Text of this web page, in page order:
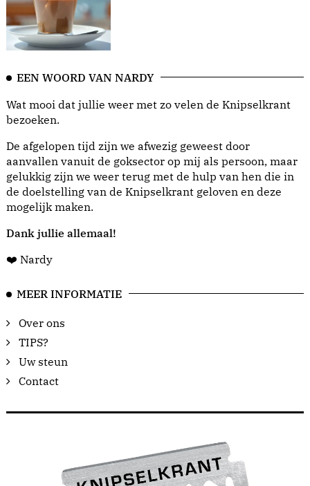
EEN WOORD VAN NARDY
Wat mooi dat jullie weer met zo velen de Knipselkrant
bezoeken.
De afgelopen tijd zijn we afwezig geweest door
aanvallen vanuit de goksector op mij als persoon, maar
gelukkig zijn we weer terug met de hulp van hen die in
de doelstelling van de Knipselkrant geloven en deze
mogelijk maken.
Dank jullie allemaal!
❤️ Nardy
MEER INFORMATIE
Over ons
TIPS?
Uw steun
Contact